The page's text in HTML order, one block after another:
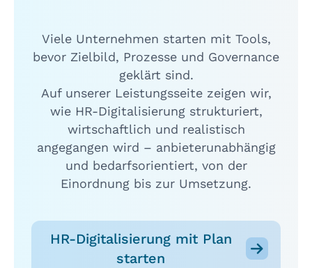
Viele Unternehmen starten mit Tools,
bevor Zielbild, Prozesse und Governance
geklärt sind.
Auf unserer Leistungsseite zeigen wir,
wie HR-Digitalisierung strukturiert,
wirtschaftlich und realistisch
angegangen wird – anbieterunabhängig
und bedarfsorientiert, von der
Einordnung bis zur Umsetzung.
HR-Digitalisierung mit Plan
starten